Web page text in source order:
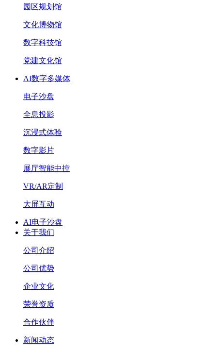
园区规划馆
文化博物馆
数字科技馆
党建文化馆
AI数字多媒体
电子沙盘
全息投影
沉浸式体验
数字影片
展厅智能中控
VR/AR定制
大屏互动
AI电子沙盘
关于我们
公司介绍
公司优势
企业文化
荣誉资质
合作伙伴
新闻动态